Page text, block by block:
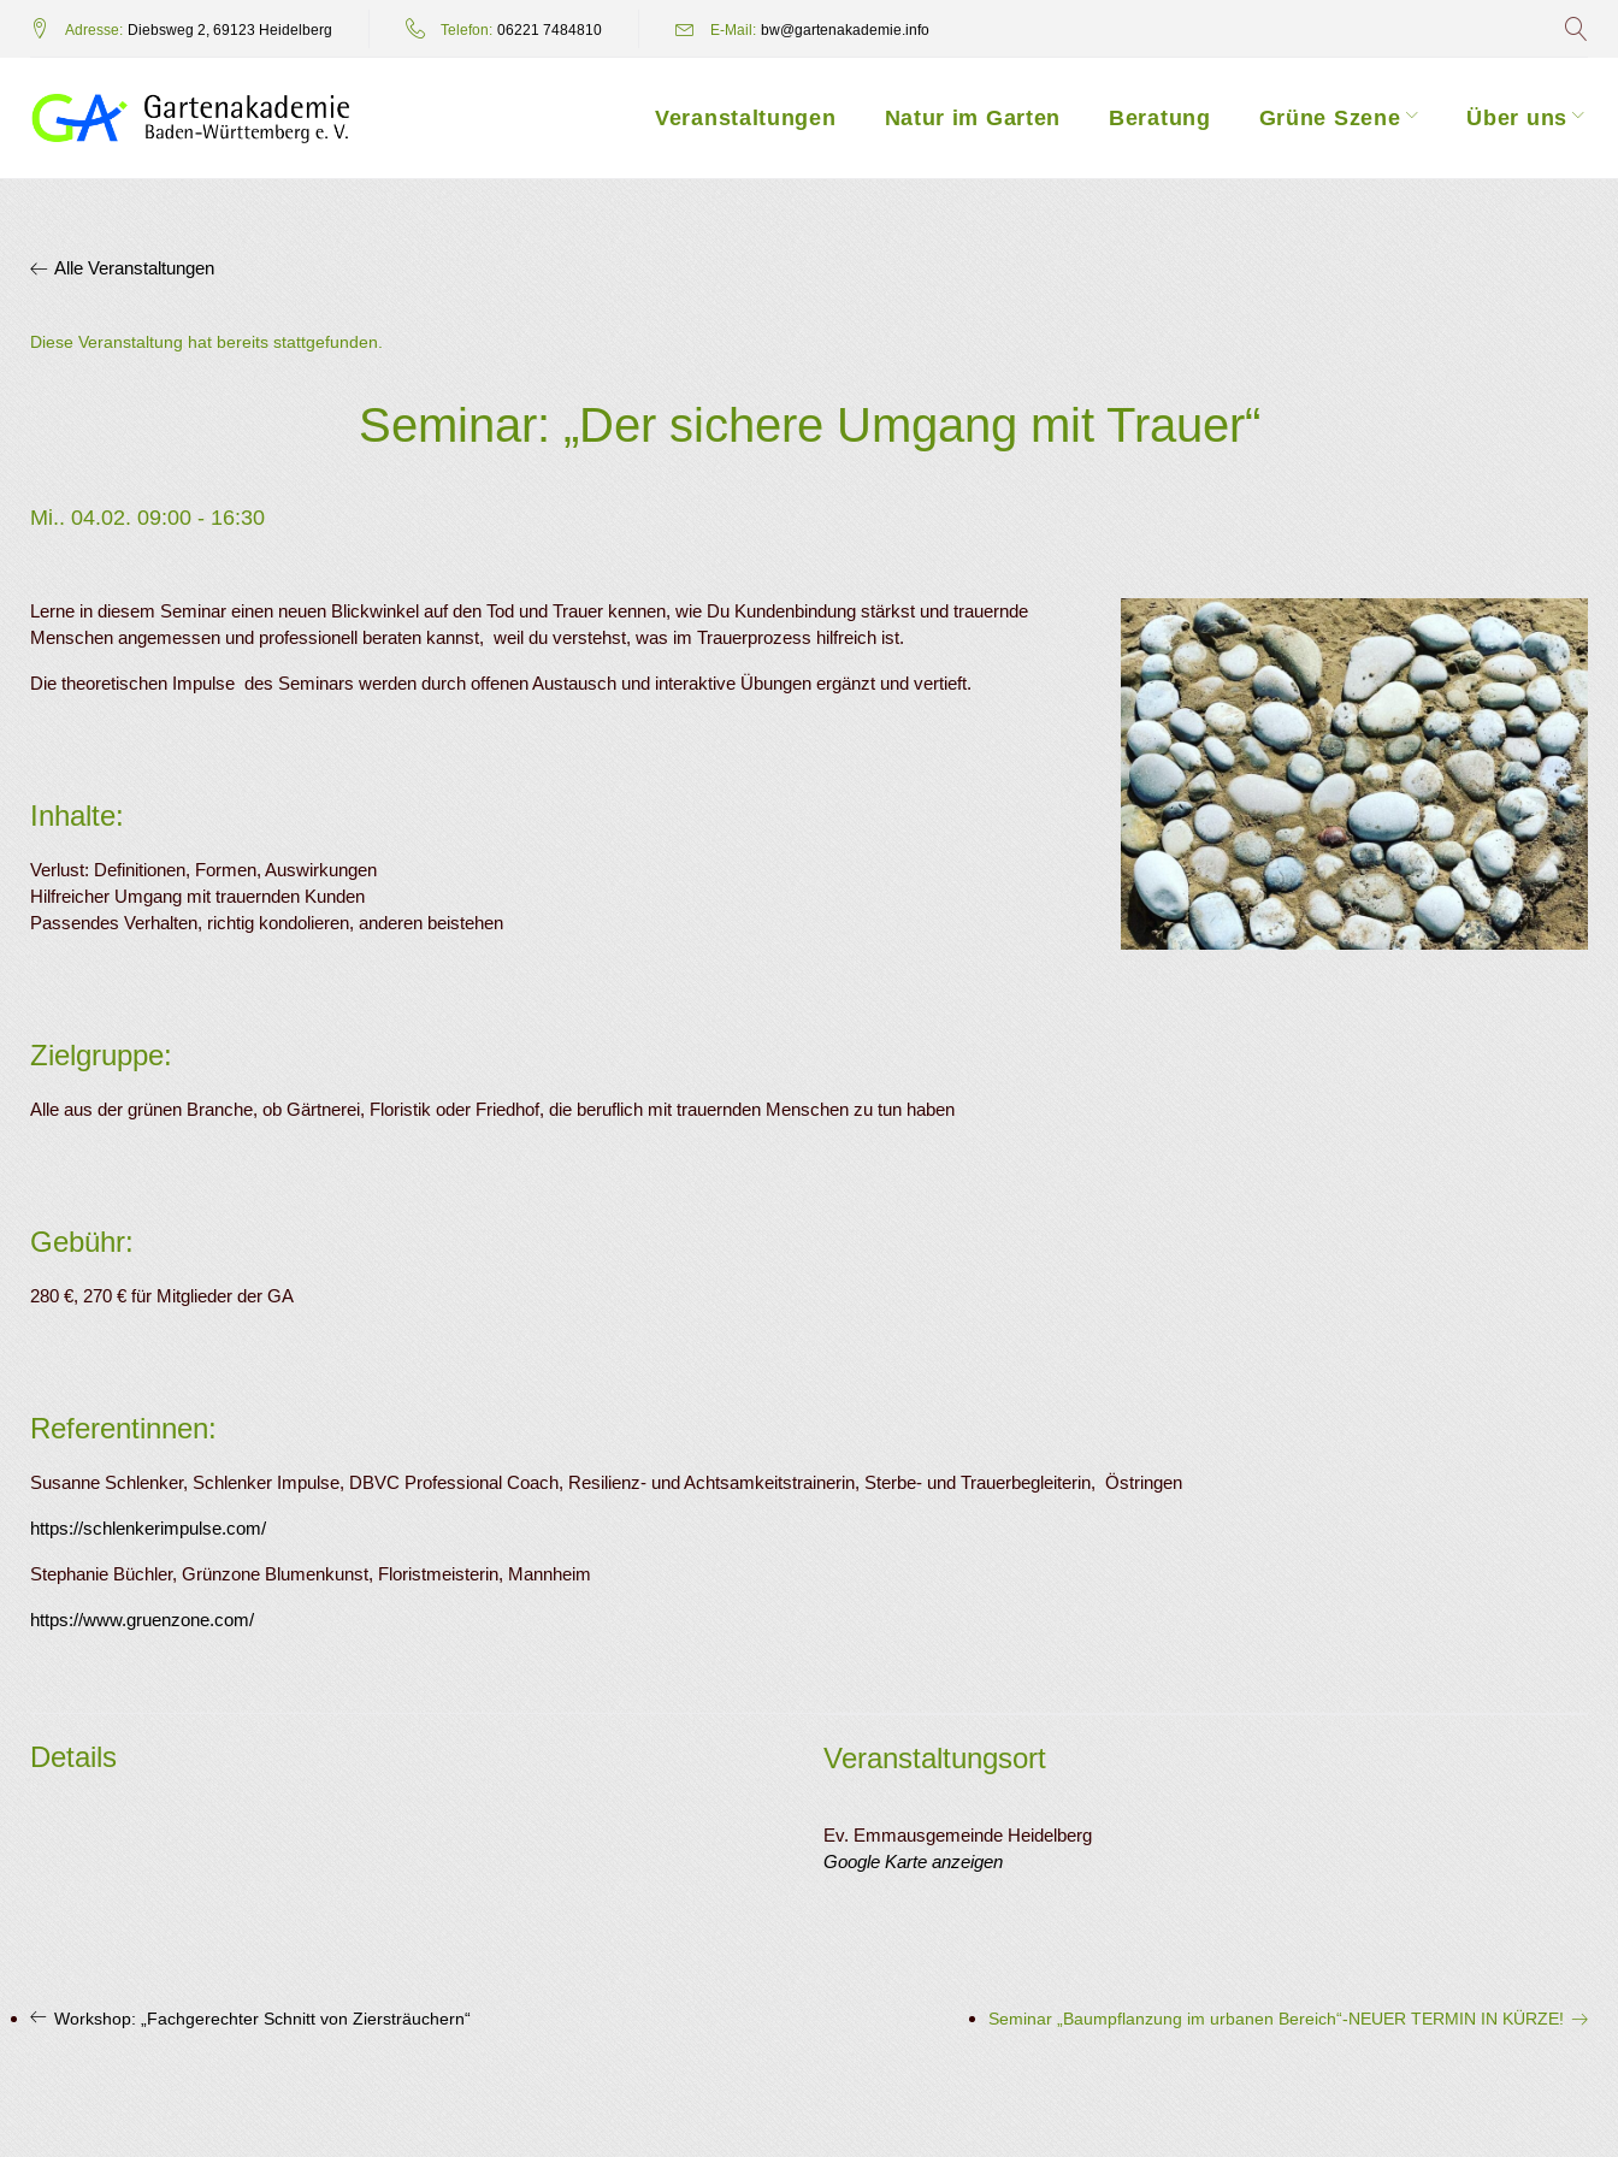
Inhalt
Adresse: Diebsweg 2, 69123 Heidelberg Telefon: 06221 7484810 E-Mail: bw@gartenakademie.info
Veranstaltungen Natur im Garten Beratung Grüne Szene Über uns
Alle Veranstaltungen
Diese Veranstaltung hat bereits stattgefunden.
Seminar: „Der sichere Umgang mit Trauer“
Mi.. 04.02. 09:00 - 16:30
Lerne in diesem Seminar einen neuen Blickwinkel auf den Tod und Trauer kennen, wie Du Kundenbindung stärkst und trauernde
Menschen angemessen und professionell beraten kannst, weil du verstehst, was im Trauerprozess hilfreich ist.
Die theoretischen Impulse des Seminars werden durch offenen Austausch und interaktive Übungen ergänzt und vertieft.
Inhalte:
Verlust: Definitionen, Formen, Auswirkungen
Hilfreicher Umgang mit trauernden Kunden
Passendes Verhalten, richtig kondolieren, anderen beistehen
Zielgruppe:
Alle aus der grünen Branche, ob Gärtnerei, Floristik oder Friedhof, die beruflich mit trauernden Menschen zu tun haben
Gebühr:
280 €, 270 € für Mitglieder der GA
Referentinnen:
Susanne Schlenker, Schlenker Impulse, DBVC Professional Coach, Resilienz- und Achtsamkeitstrainerin, Sterbe- und Trauerbegleiterin, Östringen
https://schlenkerimpulse.com/
Stephanie Büchler, Grünzone Blumenkunst, Floristmeisterin, Mannheim
https://www.gruenzone.com/
Details Veranstaltungsort
Ev. Emmausgemeinde Heidelberg
Google Karte anzeigen
Workshop: „Fachgerechter Schnitt von Ziersträuchern“ Seminar „Baumpflanzung im urbanen Bereich“-NEUER TERMIN IN KÜRZE!